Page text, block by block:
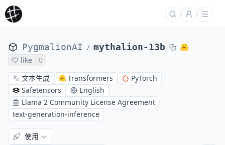
PygmalionAI / mythalion-13b
like
0
文本生成
Transformers
PyTorch
Safetensors
English
Llama 2 Community License Agreement
text-generation-inference
使用